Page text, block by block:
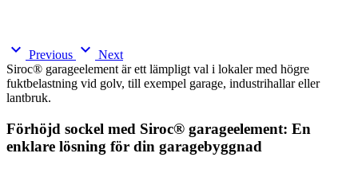
expand_more Previous expand_more Next
Siroc® garageelement är ett lämpligt val i lokaler med högre
fuktbelastning vid golv, till exempel garage, industrihallar eller
lantbruk.
Förhöjd sockel med Siroc® garageelement: En
enklare lösning för din garagebyggnad